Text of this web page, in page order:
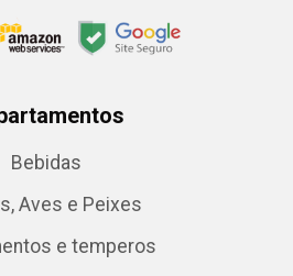
Bebidas
Aves e Peixes
e temperos